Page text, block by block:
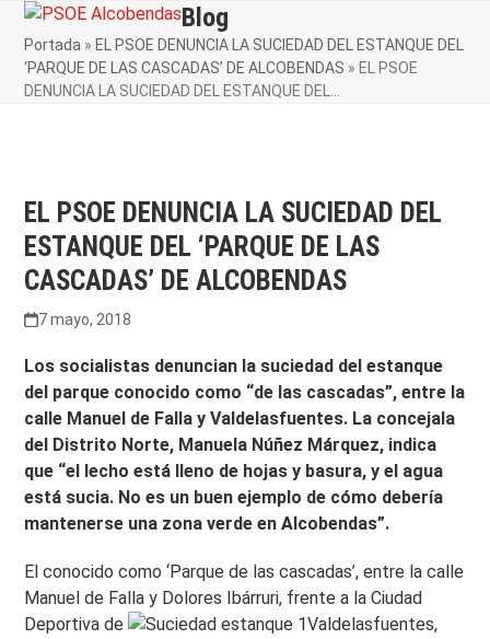
Skip
content
Open
mobile
menu
Close
mobile
menu
Blog
Portada » EL PSOE DENUNCIA LA SUCIEDAD DEL ESTANQUE DEL
‘PARQUE DE LAS CASCADAS’ DE ALCOBENDAS » EL PSOE
DENUNCIA LA SUCIEDAD DEL ESTANQUE DEL…
EL PSOE DENUNCIA LA SUCIEDAD DEL
ESTANQUE DEL ‘PARQUE DE LAS
CASCADAS’ DE ALCOBENDAS
7 mayo, 2018
Los socialistas denuncian la suciedad del estanque
del parque conocido como “de las cascadas”, entre la
calle Manuel de Falla y Valdelasfuentes. La concejala
del Distrito Norte, Manuela Núñez Márquez, indica
que “el lechoestá lleno de hojas y basura, y el agua
está sucia. No es un buen ejemplo de cómo debería
mantenerse una zona verde en Alcobendas”.
El conocido como ‘Parque de las cascadas’, entre la calle
Manuel de Falla y Dolores Ibárruri, frente a la Ciudad
Deportiva de
Valdelasfuentes,